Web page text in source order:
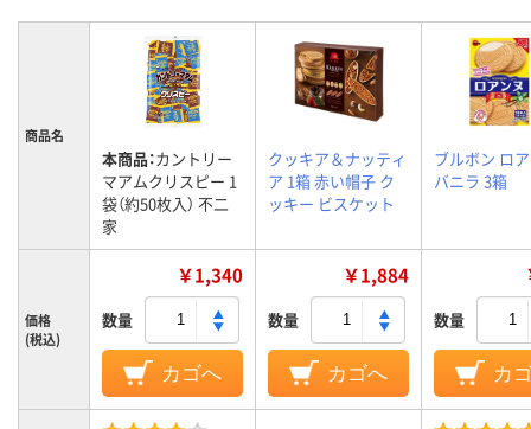
商品名
本商品：カントリー
マアムクリスピー 1
袋（約50枚入） 不二
家
クッキア＆ナッティ
ア 1箱 赤い帽子 ク
ッキー ビスケット
ブルボン ロ
バニラ 3箱
価格
(税込)
￥1,340
数量
カゴへ
￥1,884
数量
カゴへ
数量
カ